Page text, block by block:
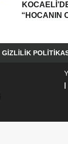
“HOCANIN
GIZLILIK
|